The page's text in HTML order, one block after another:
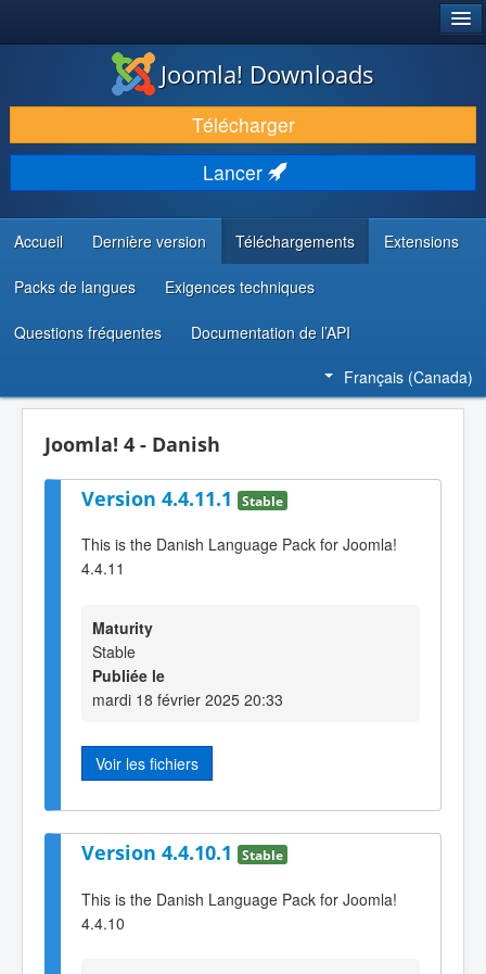
TÉLÉCHARGER & ENRICHIR
DÉCOUVRIR & APPRENDRE
COMMUNAUTÉ & SUPPORT
RESSOURCES DÉVELOPPEURS
Joomla! Downloads
Télécharger
Lancer
Accueil Dernière version Téléchargements Extensions
Packs de langues Exigences techniques
Questions fréquentes Documentation de l’API
Français (Canada)
Joomla! 4 - Danish
Version 4.4.11.1 Stable
This is the Danish Language Pack for Joomla!
4.4.11
Maturity
Stable
Publiée le
mardi 18 février 2025 20:33
Voir les fichiers
Version 4.4.10.1 Stable
This is the Danish Language Pack for Joomla!
4.4.10